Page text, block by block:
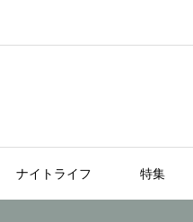
ナイトライフ 特集